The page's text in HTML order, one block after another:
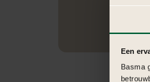
Een
Basma